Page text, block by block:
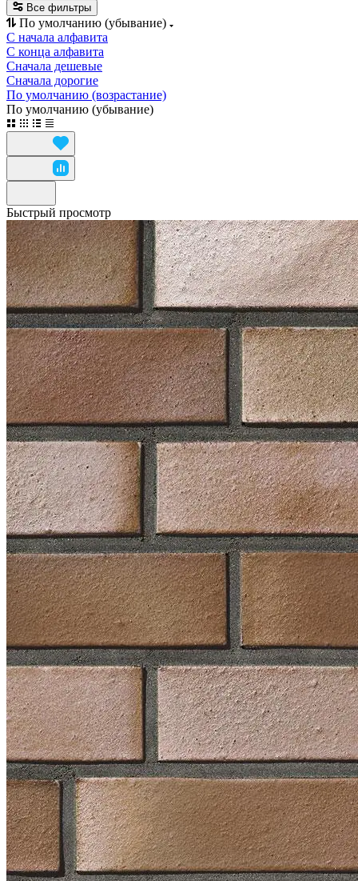
Все фильтры
По умолчанию (убывание)
С начала алфавита
С конца алфавита
Сначала дешевые
Сначала дорогие
По умолчанию (возрастание)
По умолчанию (убывание)
Быстрый просмотр